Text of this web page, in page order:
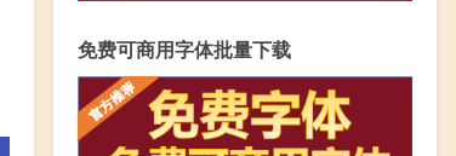
免费可商用字体批量下载